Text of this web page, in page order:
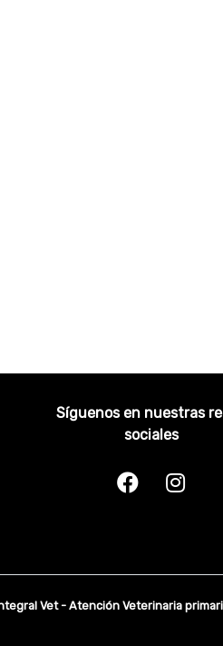
Síguenos en nuestras
sociales
Vet - Atención Veterinaria